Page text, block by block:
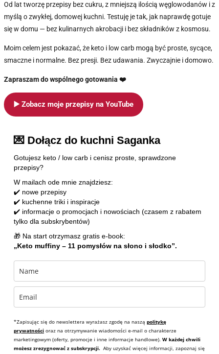
Od lat tworzę przepisy bez cukru, z mniejszą ilością węglowodanów i z
myślą o zwykłej, domowej kuchni. Testuję je tak, jak naprawdę gotuje
się w domu — bez kulinarnych akrobacji i bez składników z kosmosu.
Moim celem jest pokazać, że keto i low carb mogą być proste, sycące,
smaczne i normalne. Bez presji. Bez udawania. Zwyczajnie i domowo.
Zapraszam do wspólnego gotowania ❤️
▶️ Zobacz moje przepisy na YouTube
💌 Dołącz do kuchni Saganka
Gotujesz keto / low carb i cenisz proste, sprawdzone
przepisy?
W mailach ode mnie znajdziesz:
✔️ nowe przepisy
✔️ kuchenne triki i inspiracje
✔️ informacje o promocjach i nowościach (czasem z rabatem
tylko dla subskrybentów)
🎁 Na start otrzymasz gratis e-book:
„Keto muffiny – 11 pomysłów na słono i słodko”.
*Zapisując się do newslettera wyrażasz zgodę na naszą politykę
prywatności oraz na otrzymywanie wiadomości e-mail o charakterze
marketingowym (oferty, promocje i inne informacje handlowe). W każdej chwili
możesz zrezygnować z subskrypcji. Aby uzyskać więcej informacji, zapoznaj się